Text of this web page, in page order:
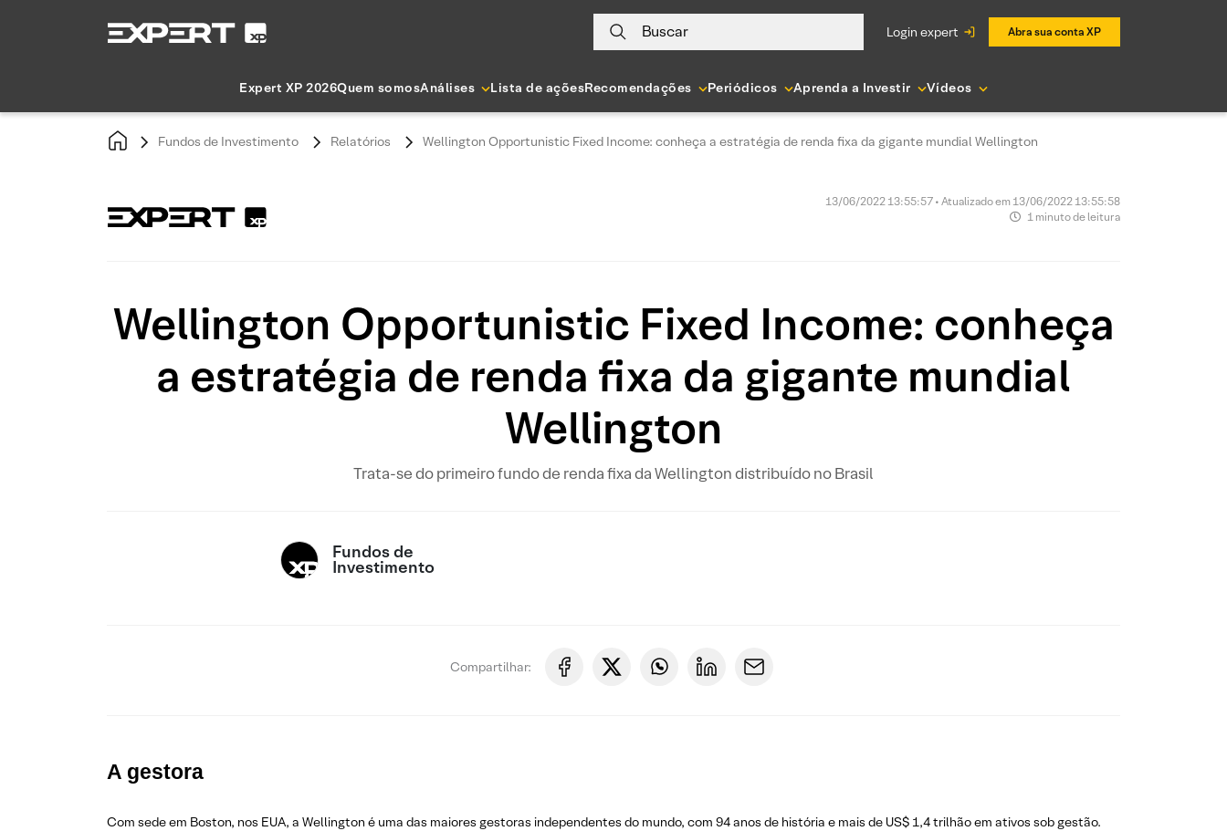
Buscar login expert Abra sua conta XP
Expert XP 2026Quem somosAnálises Lista de açõesRecomendações Periódicos Aprenda a Investir Vídeos
Fundos de Investimento Relatórios Wellington Opportunistic Fixed Income: conheça a estratégia de renda fixa da gigante mundial Wellington
13/06/2022 13:55:57 • Atualizado em 13/06/2022 13:55:58
1 minuto de leitura
Wellington Opportunistic Fixed Income: conheça
a estratégia de renda fixa da gigante mundial
Wellington
Trata-se do primeiro fundo de renda fixa da Wellington distribuído no Brasil
Fundos de
Investimento
Compartilhar:
A gestora
Com sede em Boston, nos EUA, a Wellington é uma das maiores gestoras independentes do mundo, com 94 anos de história e mais de US$ 1,4 trilhão em ativos sob gestão.